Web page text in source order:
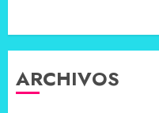
ARCHIVOS